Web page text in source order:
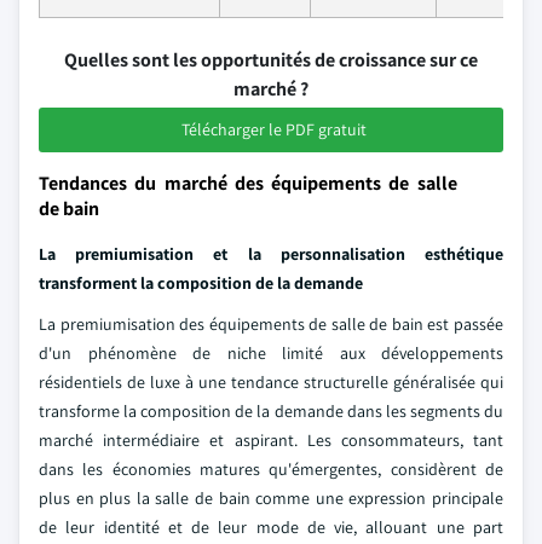
Quelles sont les opportunités de croissance sur ce
marché ?
Télécharger le PDF gratuit
Tendances du marché des équipements de salle
de bain
La premiumisation et la personnalisation esthétique
transforment la composition de la demande
La premiumisation des équipements de salle de bain est passée
d'un phénomène de niche limité aux développements
résidentiels de luxe à une tendance structurelle généralisée qui
transforme la composition de la demande dans les segments du
marché intermédiaire et aspirant. Les consommateurs, tant
dans les économies matures qu'émergentes, considèrent de
plus en plus la salle de bain comme une expression principale
de leur identité et de leur mode de vie, allouant une part